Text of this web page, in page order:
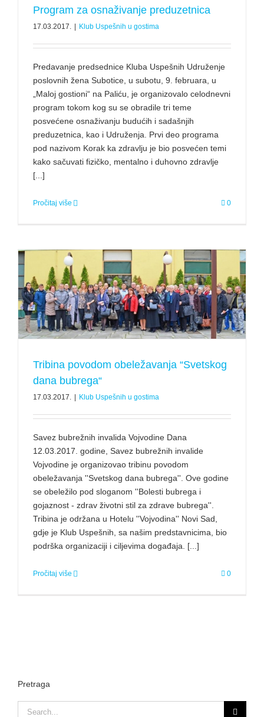
Program za osnaživanje preduzetnica
17.03.2017. Klub Uspešnih u gostima
Predavanje predsednice Kluba Uspešnih Udruženje
poslovnih žena Subotice, u subotu, 9. februara, u
„Maloj gostioni“ na Paliću, je organizovalo celodnevni
program tokom kog su se obradile tri teme
posvećene osnaživanju budućih i sadašnjih
preduzetnica, kao i Udruženja. Prvi deo programa
pod nazivom Korak ka zdravlju je bio posvećen temi
kako sačuvati fizičko, mentalno i duhovno zdravlje
[...]
Pročitaj više 0
Tribina povodom obeležavanja “Svetskog
dana bubrega“
17.03.2017. Klub Uspešnih u gostima
Savez bubrežnih invalida Vojvodine Dana
12.03.2017. godine, Savez bubrežnih invalide
Vojvodine je organizovao tribinu povodom
obeležavanja ''Svetskog dana bubrega''. Ove godine
se obeležilo pod sloganom ''Bolesti bubrega i
gojaznost - zdrav životni stil za zdrave bubrega''.
Tribina je održana u Hotelu ''Vojvodina'' Novi Sad,
gdje je Klub Uspešnih, sa našim predstavnicima, bio
podrška organizaciji i ciljevima događaja. [...]
Pročitaj više 0
Pretraga
Search